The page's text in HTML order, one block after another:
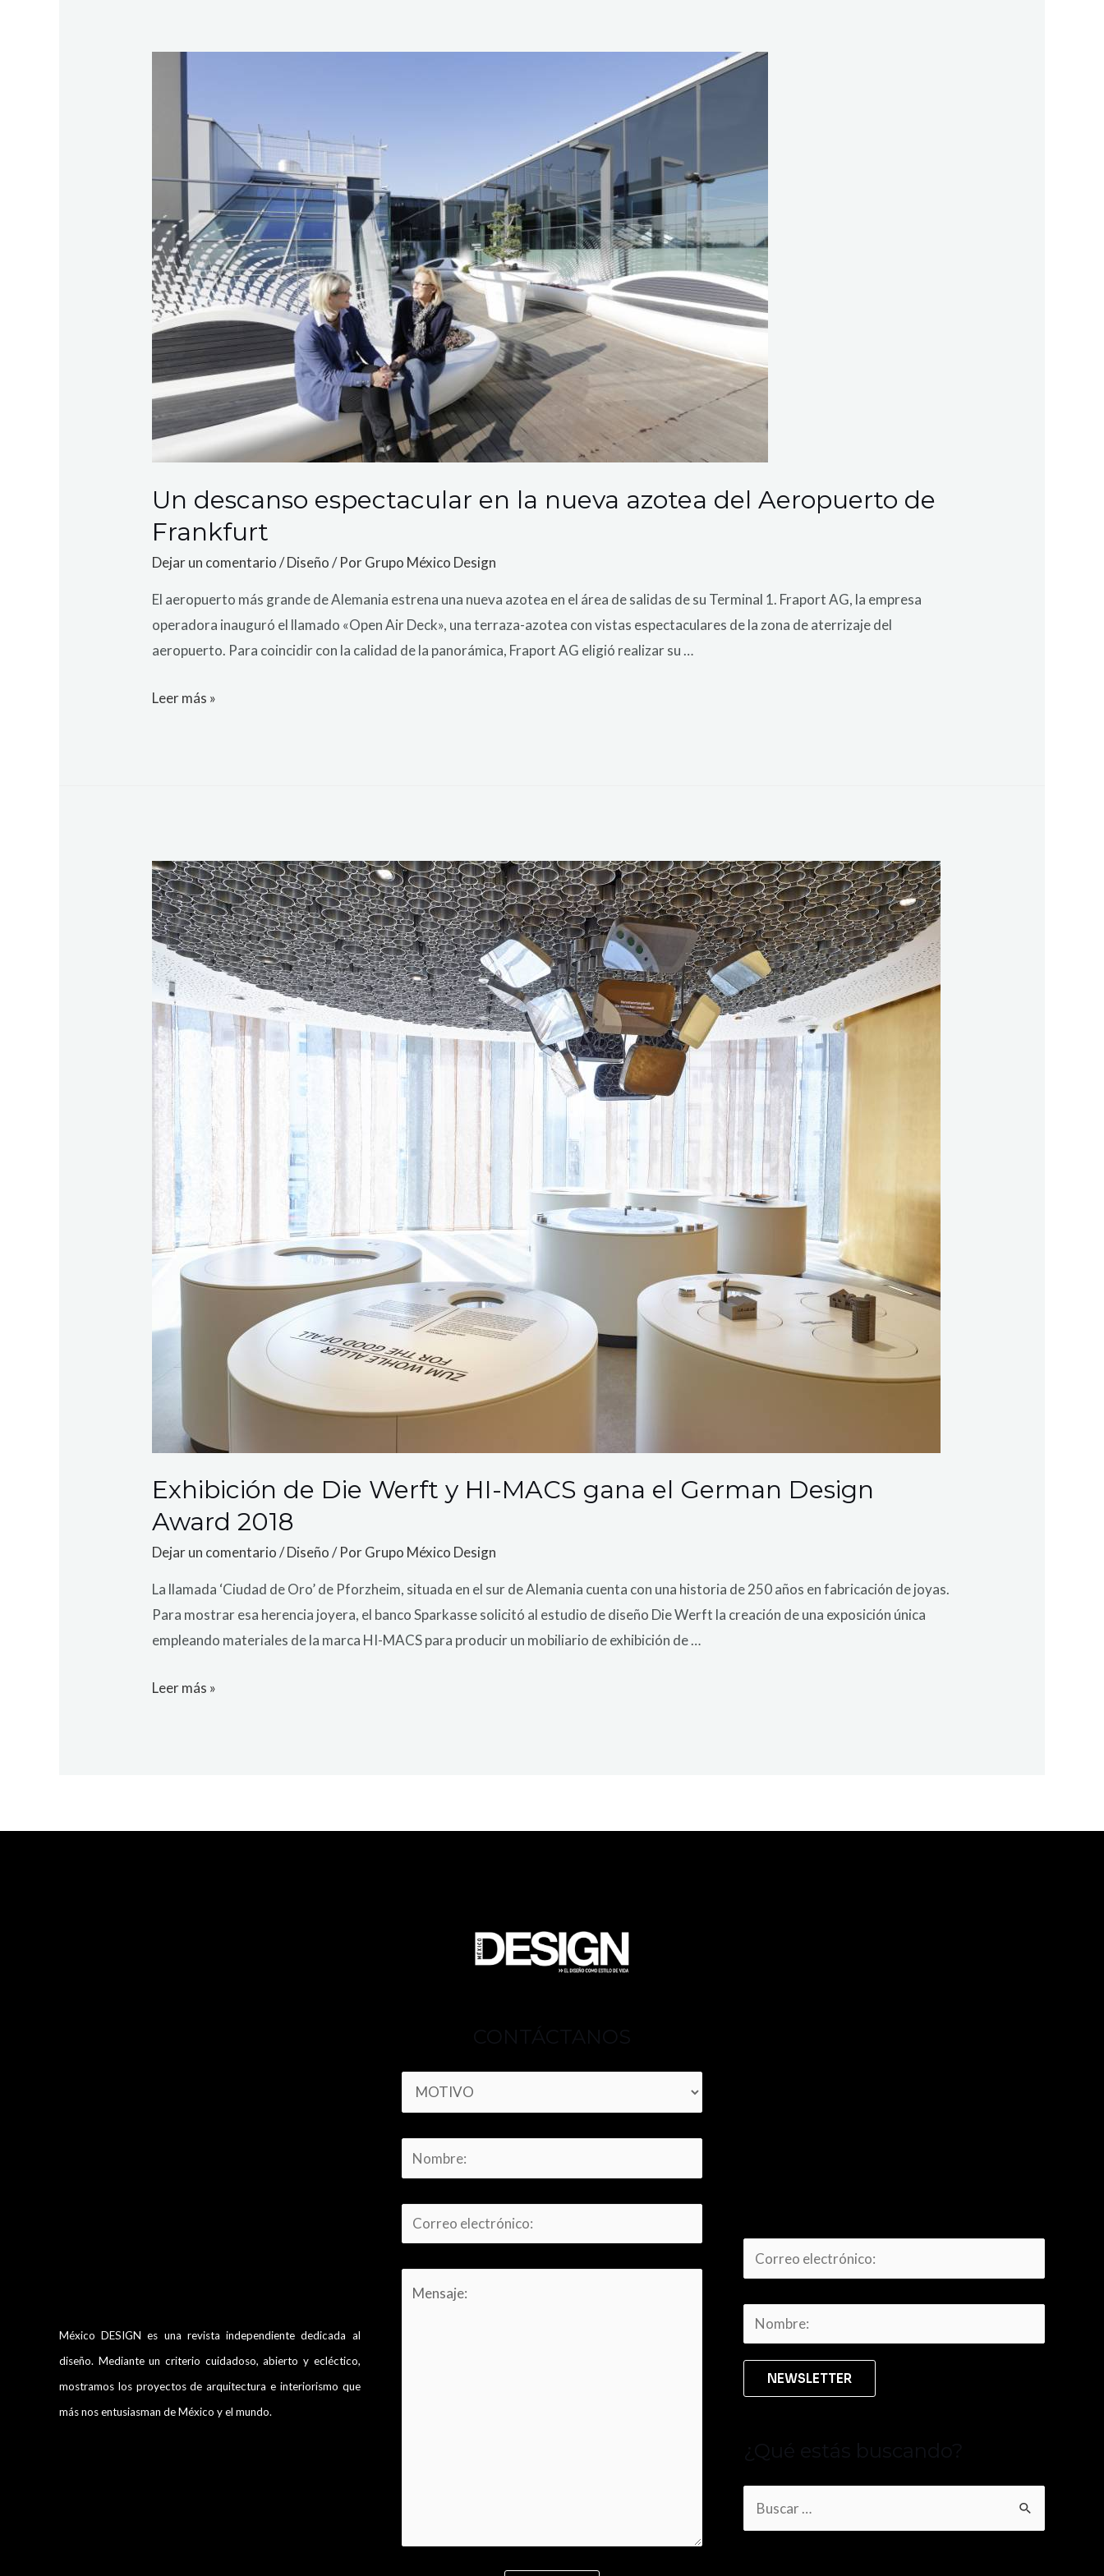
Un descanso espectacular en la nueva azotea del Aeropuerto de
Frankfurt
Dejar un comentario /Diseño/ PorGrupo México Design
El aeropuerto más grande de Alemania estrena una nueva azotea en el área de salidas de su Terminal 1. Fraport AG, la empresa
operadora inauguró el llamado «Open Air Deck», una terraza-azotea con vistas espectaculares de la zona de aterrizaje del
aeropuerto. Para coincidir con la calidad de la panorámica, Fraport AG eligió realizar su …
Leer más »
Exhibición de Die Werft y HI-MACS gana el German Design
Award 2018
Dejar un comentario /Diseño/ PorGrupo México Design
La llamada ‘Ciudad de Oro’ de Pforzheim, situada en el sur de Alemania cuenta con una historia de 250 años en fabricación de joyas.
Para mostrar esa herencia joyera, el banco Sparkasse solicitó al estudio de diseño Die Werft la creación de una exposición única
empleando materiales de la marca HI-MACS para producir un mobiliario de exhibición de …
Leer más »
México DESIGN es una revista independiente dedicada al
diseño. Mediante un criterio cuidadoso, abierto y ecléctico,
mostramos los proyectos de arquitectura e interiorismo que
más nos entusiasman de México y el mundo.
CONTÁCTANOS
¿Qué estás buscando?